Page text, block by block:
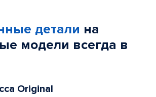
детали на
модели всегда в
Original